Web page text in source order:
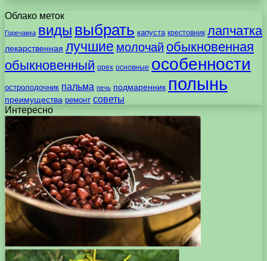
Облако меток
Горечавка виды выбрать капуста крестовник лапчатка
лекарственная лучшие молочай обыкновенная
обыкновенный орех основные особенности
остролодочник пальма печь подмаренник полынь
преимущества ремонт советы
Интересно